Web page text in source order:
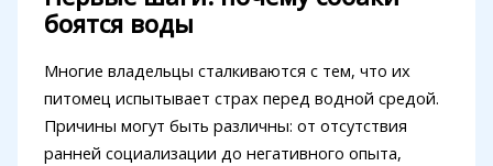
боятся воды
Многие владельцы сталкиваются с тем, что их
питомец испытывает страх перед водной средой.
Причины могут быть различны: от отсутствия
ранней социализации до негативного опыта,